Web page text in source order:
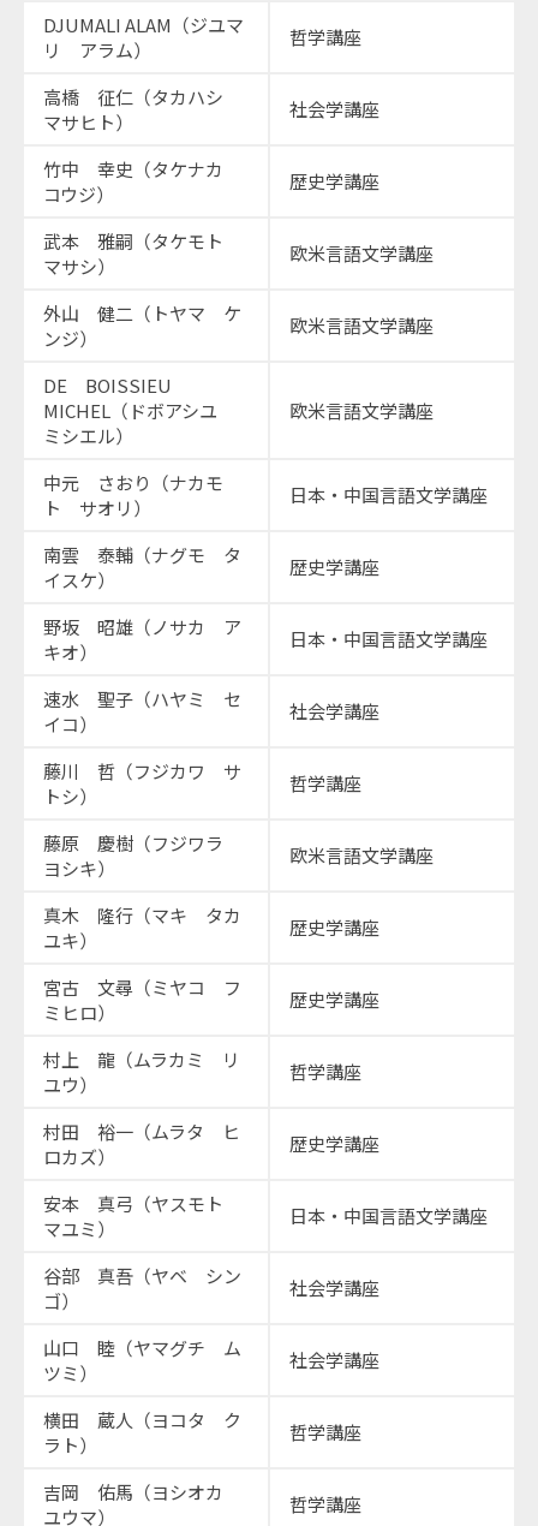
DJUMALI ALAM（ジユマ
リ アラム）
哲学講座
高橋 征仁（タカハシ
マサヒト）
社会学講座
竹中 幸史（タケナカ
コウジ）
歴史学講座
武本 雅嗣（タケモト
マサシ）
欧米言語文学講座
外山 健二（トヤマ ケ
ンジ）
欧米言語文学講座
DE BOISSIEU
MICHEL（ドボアシユ
ミシエル）
欧米言語文学講座
中元 さおり（ナカモ
ト サオリ）
日本・中国言語文学講座
南雲 泰輔（ナグモ タ
イスケ）
歴史学講座
野坂 昭雄（ノサカ ア
キオ）
日本・中国言語文学講座
速水 聖子（ハヤミ セ
イコ）
社会学講座
藤川 哲（フジカワ サ
トシ）
哲学講座
藤原 慶樹（フジワラ
ヨシキ）
欧米言語文学講座
真木 隆行（マキ タカ
ユキ）
歴史学講座
宮古 文尋（ミヤコ フ
ミヒロ）
歴史学講座
村上 龍（ムラカミ リ
ユウ）
哲学講座
村田 裕一（ムラタ ヒ
ロカズ）
歴史学講座
安本 真弓（ヤスモト
マユミ）
日本・中国言語文学講座
谷部 真吾（ヤベ シン
ゴ）
社会学講座
山口 睦（ヤマグチ ム
ツミ）
社会学講座
横田 蔵人（ヨコタ ク
ラト）
哲学講座
吉岡 佑馬（ヨシオカ
ユウマ）
哲学講座